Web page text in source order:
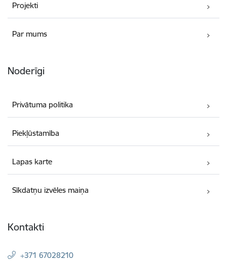
Projekti
Par mums
Noderīgi
Privātuma politika
Piekļūstamība
Lapas karte
Sīkdatņu izvēles maiņa
Kontakti
+371 67028210